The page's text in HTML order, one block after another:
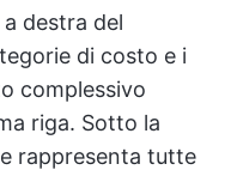
destra del
di costo e i
complessivo
riga. Sotto la
rappresenta tutte